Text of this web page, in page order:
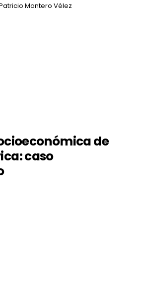
Montero Vélez
de
caso